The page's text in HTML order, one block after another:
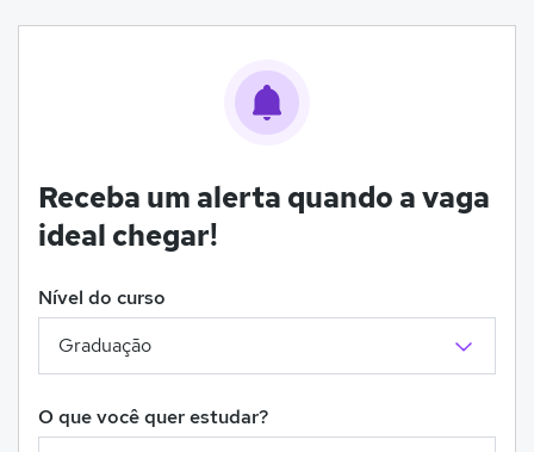
Receba um alerta quando a vaga
ideal chegar!
Nível do curso
O que você quer estudar?